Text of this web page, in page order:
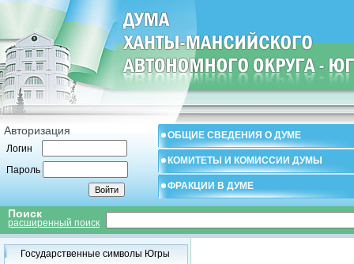
Авторизация
Логин
Пароль
ОБЩИЕ СВЕДЕНИЯ О ДУМЕ
КОМИТЕТЫ И КОМИССИИ ДУМЫ
ФРАКЦИИ В ДУМЕ
Поиск
расширенный поиск
Государственные символы Югры